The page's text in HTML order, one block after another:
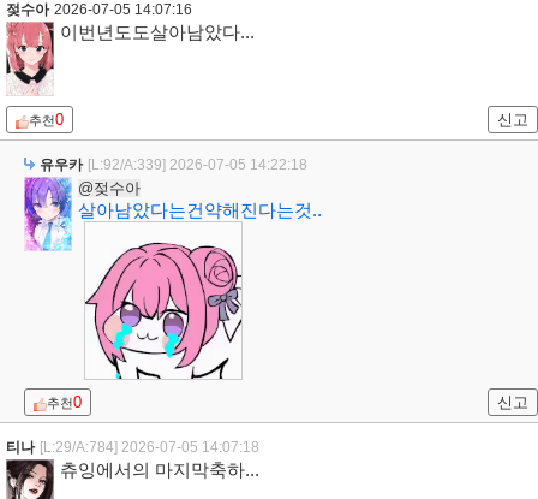
젖수아 2026-07-05 14:07:16
이번년도도살아남았다...
추천0 신고
유우카 [L:92/A:339] 2026-07-05 14:22:18
@젖수아
살아남았다는건약해진다는것..
추천0 신고
티나 [L:29/A:784] 2026-07-05 14:07:18
츄잉에서의 마지막축하...